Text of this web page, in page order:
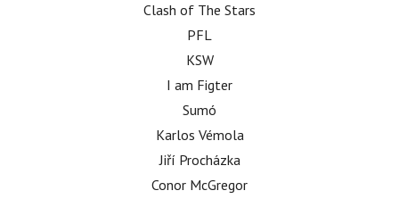
Clash of The Stars
PFL
KSW
I am Figter
Sumó
Karlos Vémola
Jiří Procházka
Conor McGregor